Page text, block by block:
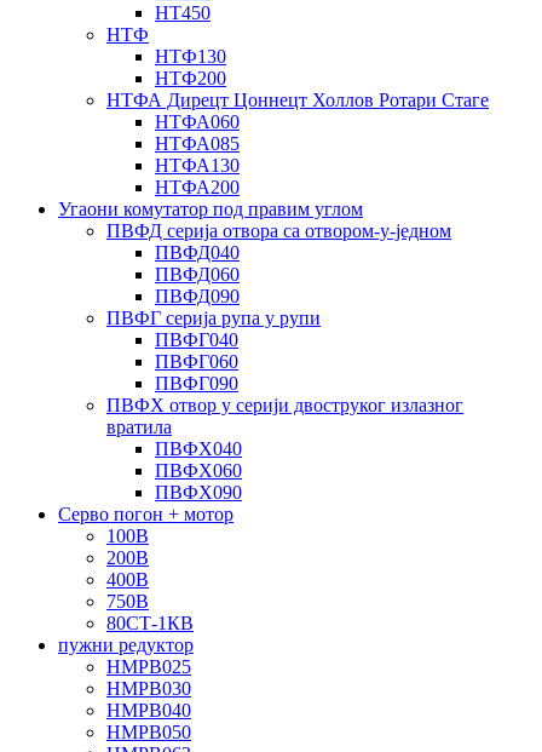
НТ450
НТФ
НТФ130
НТФ200
НТФА Дирецт Цоннецт Холлов Ротари Стаге
НТФА060
НТФА085
НТФА130
НТФА200
Угаони комутатор под правим углом
ПВФД серија отвора са отвором-у-једном
ПВФД040
ПВФД060
ПВФД090
ПВФГ серија рупа у рупи
ПВФГ040
ПВФГ060
ПВФГ090
ПВФХ отвор у серији двоструког излазног
вратила
ПВФХ040
ПВФХ060
ПВФХ090
Серво погон + мотор
100В
200В
400В
750В
80СТ-1КВ
пужни редуктор
НМРВ025
НМРВ030
НМРВ040
НМРВ050